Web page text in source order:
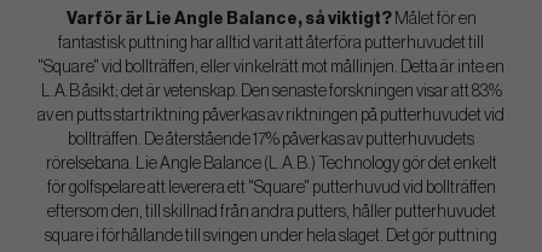
Varför är Lie Angle Balance, så viktigt? Målet för en
fantastisk puttning har alltid varit att återföra putterhuvudet till
"Square" vid bollträffen, eller vinkelrätt mot mållinjen. Detta är inte en
L.A.B åsikt; det är vetenskap. Den senaste forskningen visar att 83%
av en putts startriktning påverkas av riktningen på putterhuvudet vid
bollträffen. De återstående 17% påverkas av putterhuvudets
rörelsebana. Lie Angle Balance (L.A.B.) Technology gör det enkelt
för golfspelare att leverera ett "Square" putterhuvud vid bollträffen
eftersom den, till skillnad från andra putters, håller putterhuvudet
square i förhållande till svingen under hela slaget. Det gör puttning